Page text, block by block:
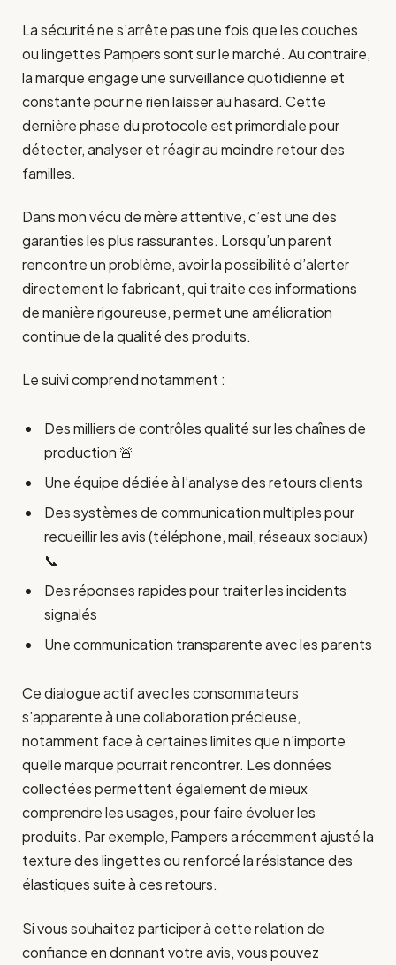
La sécurité ne s’arrête pas une fois que les couches
ou lingettes Pampers sont sur le marché. Au contraire,
la marque engage une surveillance quotidienne et
constante pour ne rien laisser au hasard. Cette
dernière phase du protocole est primordiale pour
détecter, analyser et réagir au moindre retour des
familles.
Dans mon vécu de mère attentive, c’est une des
garanties les plus rassurantes. Lorsqu’un parent
rencontre un problème, avoir la possibilité d’alerter
directement le fabricant, qui traite ces informations
de manière rigoureuse, permet une amélioration
continue de la qualité des produits.
Le suivi comprend notamment :
Des milliers de contrôles qualité sur les chaînes de
production 🚨
Une équipe dédiée à l’analyse des retours clients
Des systèmes de communication multiples pour
recueillir les avis (téléphone, mail, réseaux sociaux)
📞
Des réponses rapides pour traiter les incidents
signalés
Une communication transparente avec les parents
Ce dialogue actif avec les consommateurs
s’apparente à une collaboration précieuse,
notamment face à certaines limites que n’importe
quelle marque pourrait rencontrer. Les données
collectées permettent également de mieux
comprendre les usages, pour faire évoluer les
produits. Par exemple, Pampers a récemment ajusté la
texture des lingettes ou renforcé la résistance des
élastiques suite à ces retours.
Si vous souhaitez participer à cette relation de
confiance en donnant votre avis, vous pouvez